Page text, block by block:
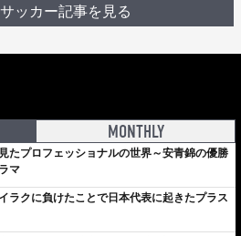
ッカー記事を見る
MONTHLY
たプロフェッショナルの世界～安青錦の優勝
マ
ラクに負けたことで日本代表に起きたプラス